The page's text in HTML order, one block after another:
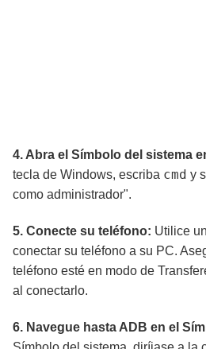
4. Abra el Símbolo del sistema
tecla de Windows, escriba cmd y
como administrador".
5. Conecte su teléfono: Utilice
conectar su teléfono a su PC.
teléfono esté en modo de
al conectarlo.
6. Navegue hasta ADB en el